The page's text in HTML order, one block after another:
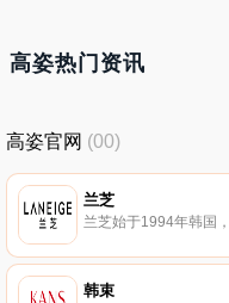
高姿热门资讯
高姿官网 (00)
兰芝
韩束